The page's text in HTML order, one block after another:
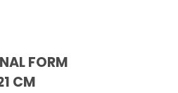
FORM
CM